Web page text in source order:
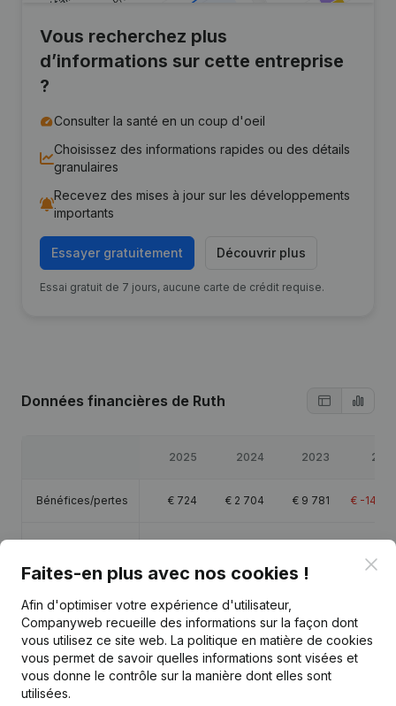
Vous recherchez plus
d’informations sur cette entreprise
?
Consulter la santé en un coup d'oeil
Choisissez des informations rapides ou des détails
granulaires
Recevez des mises à jour sur les développements
importants
Essayer gratuitement Découvrir plus
Essai gratuit de 7 jours, aucune carte de crédit requise.
Données financières de Ruth
2025 2024 2023
Bénéfices/pertes € 724 € 2 704 € 9 781 € -14
Capitaux propres €35 308 €34 584 €31 880 €22
Personnel 0,6
Faites-en plus avec nos cookies !
Afin d'optimiser votre expérience d'utilisateur,
Companyweb recueille des informations sur la façon dont
vous utilisez ce site web. La politique en matière de cookies
vous permet de savoir quelles informations sont visées et
vous donne le contrôle sur la manière dont elles sont
utilisées.